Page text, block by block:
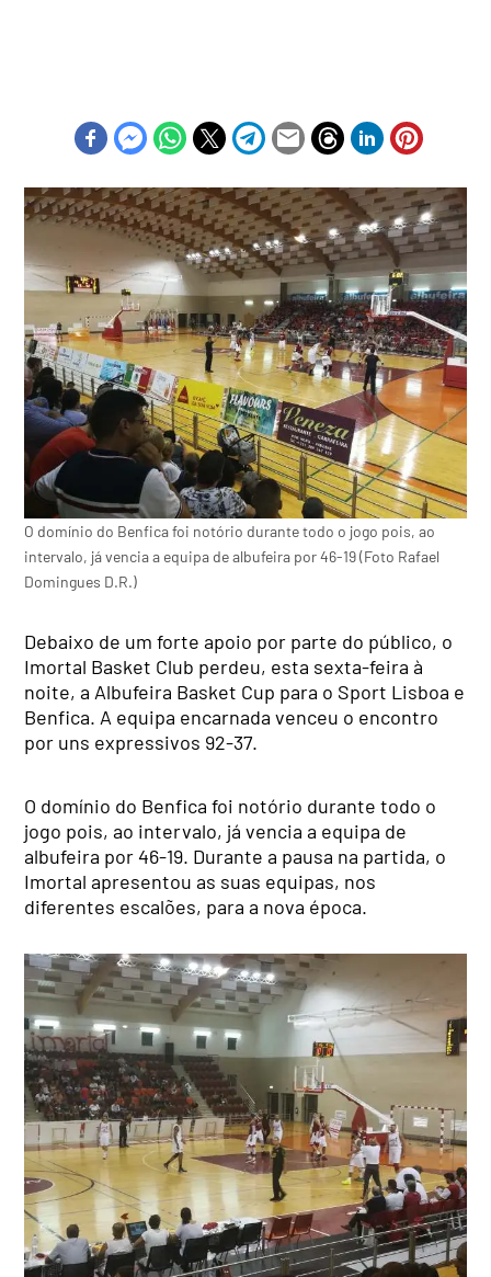
O domínio do Benfica foi notório durante todo o jogo pois, ao
intervalo, já vencia a equipa de albufeira por 46-19 (Foto Rafael
Domingues D.R.)
Debaixo de um forte apoio por parte do público, o
Imortal Basket Club perdeu, esta sexta-feira à
noite, a Albufeira Basket Cup para o Sport Lisboa e
Benfica. A equipa encarnada venceu o encontro
por uns expressivos 92-37.
O domínio do Benfica foi notório durante todo o
jogo pois, ao intervalo, já vencia a equipa de
albufeira por 46-19. Durante a pausa na partida, o
Imortal apresentou as suas equipas, nos
diferentes escalões, para a nova época.